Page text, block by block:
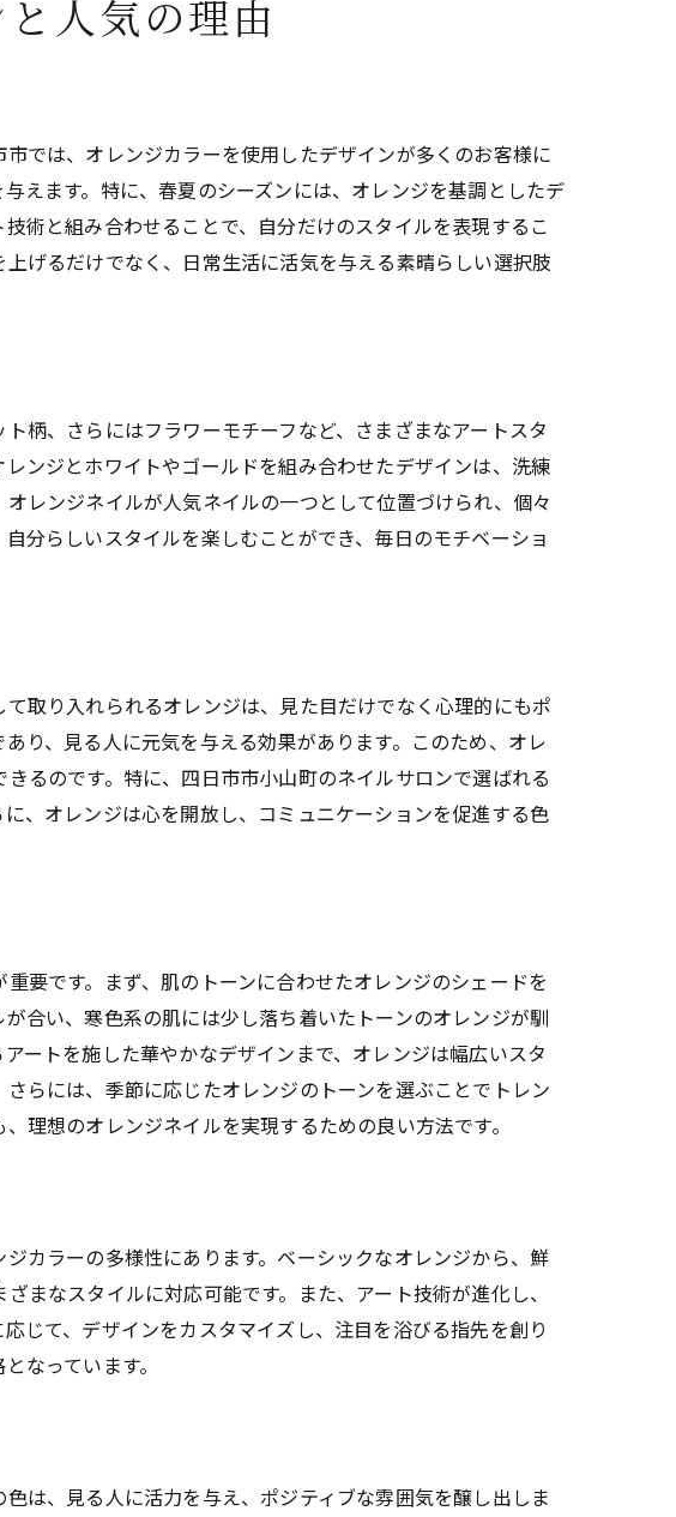
つ魅力とは
の選び方
人気の理由
では、オレンジカラーを使用したデザインが多くのお客様に
えます。特に、春夏のシーズンには、オレンジを基調としたデ
術と組み合わせることで、自分だけのスタイルを表現するこ
げるだけでなく、日常生活に活気を与える素晴らしい選択肢
柄、さらにはフラワーモチーフなど、さまざまなアートスタ
ンジとホワイトやゴールドを組み合わせたデザインは、洗練
レンジネイルが人気ネイルの一つとして位置づけられ、個々
分らしいスタイルを楽しむことができ、毎日のモチベーショ
取り入れられるオレンジは、見た目だけでなく心理的にもポ
り、見る人に元気を与える効果があります。このため、オレ
るのです。特に、四日市市小山町のネイルサロンで選ばれる
、オレンジは心を開放し、コミュニケーションを促進する色
要です。まず、肌のトーンに合わせたオレンジのシェードを
合い、寒色系の肌には少し落ち着いたトーンのオレンジが馴
ートを施した華やかなデザインまで、オレンジは幅広いスタ
らには、季節に応じたオレンジのトーンを選ぶことでトレン
理想のオレンジネイルを実現するための良い方法です。
カラーの多様性にあります。ベーシックなオレンジから、鮮
まなスタイルに対応可能です。また、アート技術が進化し、
じて、デザインをカスタマイズし、注目を浴びる指先を創り
なっています。
は、見る人に活力を与え、ポジティブな雰囲気を醸し出しま